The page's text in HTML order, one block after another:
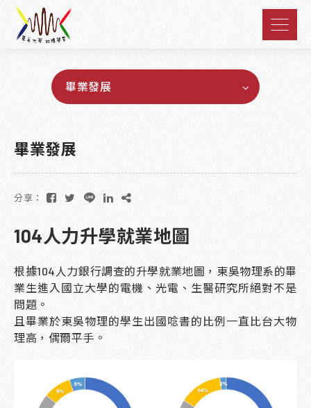
畢業發展
畢業發展
分享：
104人力升學就業地圖
根據104人力銀行調查的升學就業地圖，東吳物理系的畢
業生進入國立大學的電機、光電、生醫研究所絕對不是
問題。
且畢業於東吳物理的學生出國唸書的比例一直比台大物
理高，偶爾平手。